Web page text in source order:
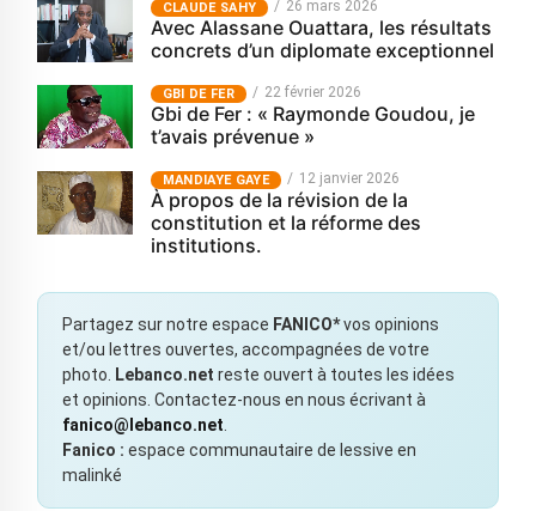
CLAUDE SAHY 26 mars 2026
Avec Alassane Ouattara, les résultats
concrets d’un diplomate exceptionnel
GBI DE FER 22 février 2026
Gbi de Fer : « Raymonde Goudou, je
t’avais prévenue »
MANDIAYE GAYE 12 janvier 2026
À propos de la révision de la
constitution et la réforme des
institutions.
Partagez sur notre espace FANICO*vos opinions
et/ou lettres ouvertes, accompagnées de votre
photo.
Lebanco.net reste ouvert à toutes les idées
et opinions. Contactez-nous en nous écrivant à
fanico@lebanco.net
Fanico : espace communautaire de lessive en
malinké